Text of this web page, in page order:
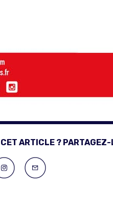
ARTICLE ? PARTAGEZ-